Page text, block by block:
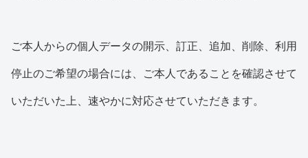
ご本人からの個人データの開示、訂正、追加、削除、利用
停止のご希望の場合には、ご本人であることを確認させて
いただいた上、速やかに対応させていただきます。